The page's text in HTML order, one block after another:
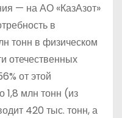
— на АО «КазАзот»
в
тонн в физическом
отечественных
от этой
1,8 млн тонн (из
420 тыс. тонн, а